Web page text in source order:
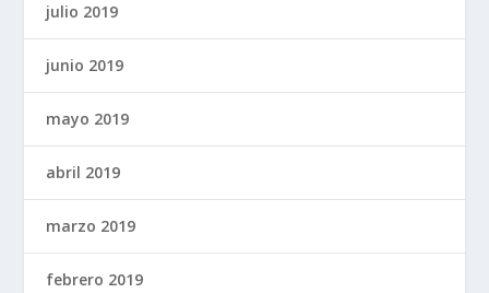
julio 2019
junio 2019
mayo 2019
abril 2019
marzo 2019
febrero 2019